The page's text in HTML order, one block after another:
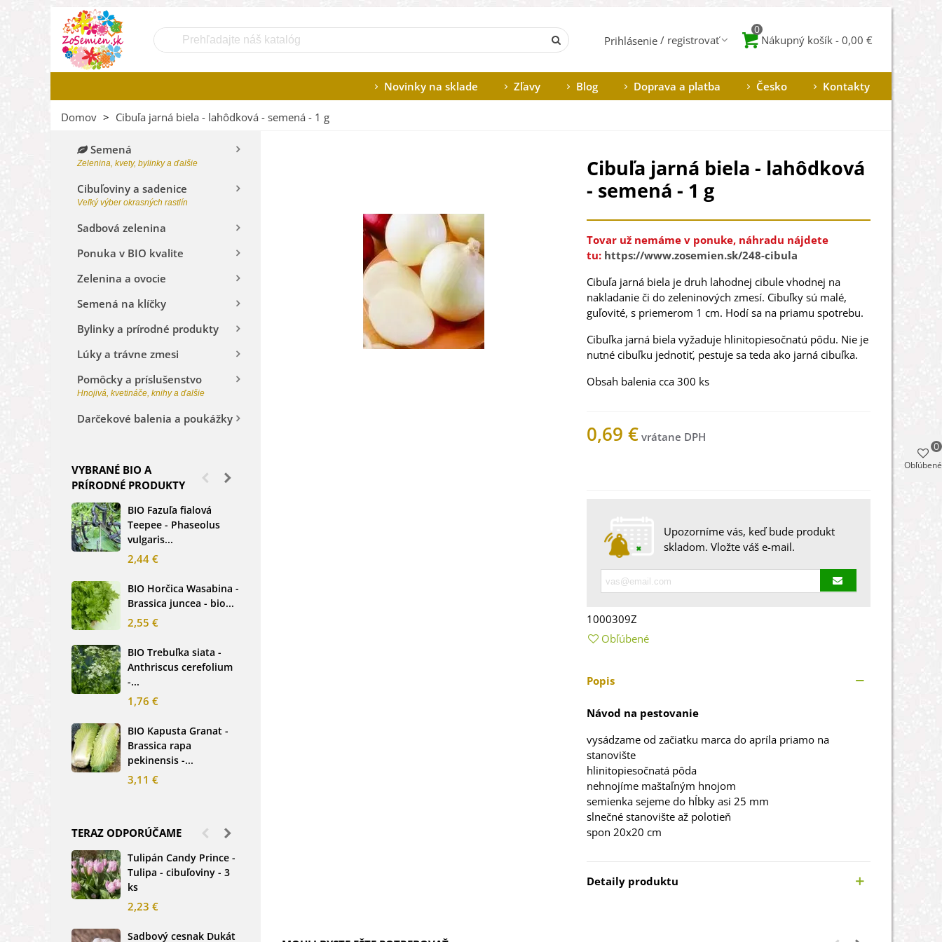
Prihlásenie
0
Nákupný košík - 0,00 €
Novinky na sklade Zľavy Blog Doprava a platba Česko Kontakty
Domov > Cibuľa jarná biela - lahôdková - semená - 1 g
Semená
Zelenina, kvety, bylinky a ďalšie
Cibuľoviny a sadenice
Veľký výber okrasných rastlín
Sadbová zelenina
Ponuka v BIO kvalite
Zelenina a ovocie
Semená na klíčky
Bylinky a prírodné produkty
Lúky a trávne zmesi
Pomôcky a príslušenstvo
Hnojivá, kvetináče, knihy a ďalšie
Darčekové balenia a poukážky
VYBRANÉ BIO A
PRÍRODNÉ PRODUKTY
BIO Fazuľa fialová
Teepee - Phaseolus
vulgaris...
2,44 €
BIO Horčica Wasabina -
Brassica juncea - bio...
2,55 €
BIO Trebuľka siata -
Anthriscus cerefolium
-...
1,76 €
BIO Kapusta Granat -
Brassica rapa
pekinensis -...
3,11 €
TERAZ ODPORÚČAME
Tulipán Candy Prince -
Tulipa - cibuľoviny - 3
ks
2,23 €
Sadbový cesnak Dukát
Frézia ružová - Freesia -
Cibuľa jarná biela - lahôdková
- semená - 1 g
Tovar už nemáme v ponuke, náhradu nájdete
tu: https://www.zosemien.sk/248-cibula
Cibuľa jarná biela je druh lahodnej cibule vhodnej na
nakladanie či do zeleninových zmesí. Cibuľky sú malé,
guľovité, s priemerom 1 cm. Hodí sa na priamu spotrebu.
Cibuľka jarná biela vyžaduje hlinitopiesočnatú pôdu. Nie je
nutné cibuľku jednotiť, pestuje sa teda ako jarná cibuľka.
Obsah balenia cca 300 ks
0,69 €
Upozorníme vás, keď bude produkt
skladom. Vložte váš e-mail.
1000309Z
Obľúbené
Popis
Návod na pestovanie
vysádzame od začiatku marca do apríla priamo na
stanovište
hlinitopiesočnatá pôda
nehnojíme maštaľným hnojom
semienka sejeme do hĺbky asi 25 mm
slnečné stanovište až polotieň
spon 20x20 cm
Detaily produktu
Obľúbené
0